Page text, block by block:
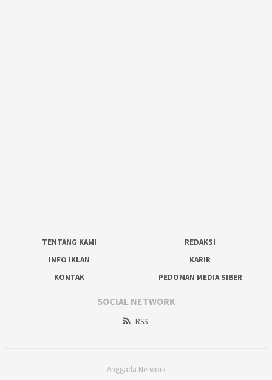
TENTANG KAMI
REDAKSI
INFO IKLAN
KARIR
KONTAK
PEDOMAN MEDIA SIBER
SOCIAL NETWORK
RSS
Anggada Network